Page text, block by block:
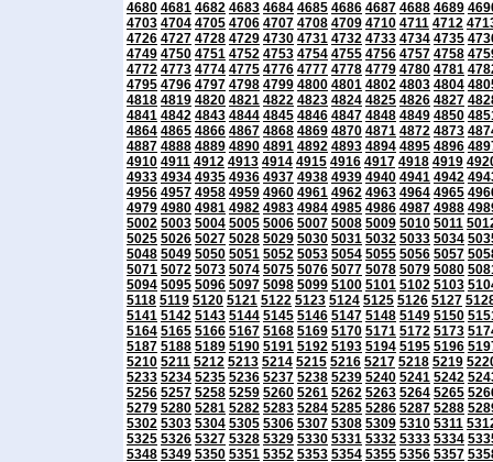
4680 4681 4682 4683 4684 4685 4686 4687 4688 4689
4703 4704 4705 4706 4707 4708 4709 4710 4711 4712
4726 4727 4728 4729 4730 4731 4732 4733 4734 4735
4749 4750 4751 4752 4753 4754 4755 4756 4757 4758
4772 4773 4774 4775 4776 4777 4778 4779 4780 4781
4795 4796 4797 4798 4799 4800 4801 4802 4803 4804
4818 4819 4820 4821 4822 4823 4824 4825 4826 4827
4841 4842 4843 4844 4845 4846 4847 4848 4849 4850
4864 4865 4866 4867 4868 4869 4870 4871 4872 4873
4887 4888 4889 4890 4891 4892 4893 4894 4895 4896
4910 4911 4912 4913 4914 4915 4916 4917 4918 4919
4933 4934 4935 4936 4937 4938 4939 4940 4941 4942
4956 4957 4958 4959 4960 4961 4962 4963 4964 4965
4979 4980 4981 4982 4983 4984 4985 4986 4987 4988
5002 5003 5004 5005 5006 5007 5008 5009 5010 5011
5025 5026 5027 5028 5029 5030 5031 5032 5033 5034
5048 5049 5050 5051 5052 5053 5054 5055 5056 5057
5071 5072 5073 5074 5075 5076 5077 5078 5079 5080
5094 5095 5096 5097 5098 5099 5100 5101 5102 5103
5118 5119 5120 5121 5122 5123 5124 5125 5126 5127
5141 5142 5143 5144 5145 5146 5147 5148 5149 5150
5164 5165 5166 5167 5168 5169 5170 5171 5172 5173
5187 5188 5189 5190 5191 5192 5193 5194 5195 5196
5210 5211 5212 5213 5214 5215 5216 5217 5218 5219
5233 5234 5235 5236 5237 5238 5239 5240 5241 5242
5256 5257 5258 5259 5260 5261 5262 5263 5264 5265
5279 5280 5281 5282 5283 5284 5285 5286 5287 5288
5302 5303 5304 5305 5306 5307 5308 5309 5310 5311
5325 5326 5327 5328 5329 5330 5331 5332 5333 5334
5348 5349 5350 5351 5352 5353 5354 5355 5356 5357